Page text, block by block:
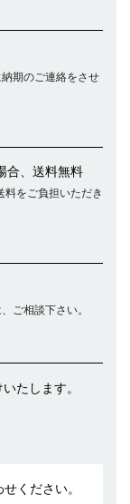
期のご連絡をさせ
合、送料無料
をご負担いただき
ご相談下さい。
たします。
ください。